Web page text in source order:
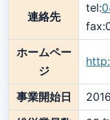
連絡先
tel:
ホームペー
ジ
事業開始日